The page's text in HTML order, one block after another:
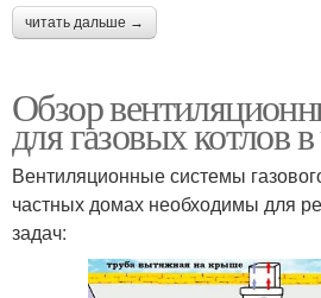
читать дальше →
Обзор
для газовых котлов
Вентиляционные системы
частных домах необходимы для
задач: